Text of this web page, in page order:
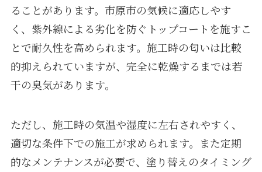
ることがあります。市原市の気候に適応しやす
く、紫外線による劣化を防ぐトップコートを施すこ
とで耐久性を高められます。施工時の匂いは比較
的抑えられていますが、完全に乾燥するまでは若
干の臭気があります。
ただし、施工時の気温や湿度に左右されやすく、
適切な条件下での施工が求められます。また定期
的なメンテナンスが必要で、塗り替えのタイミング